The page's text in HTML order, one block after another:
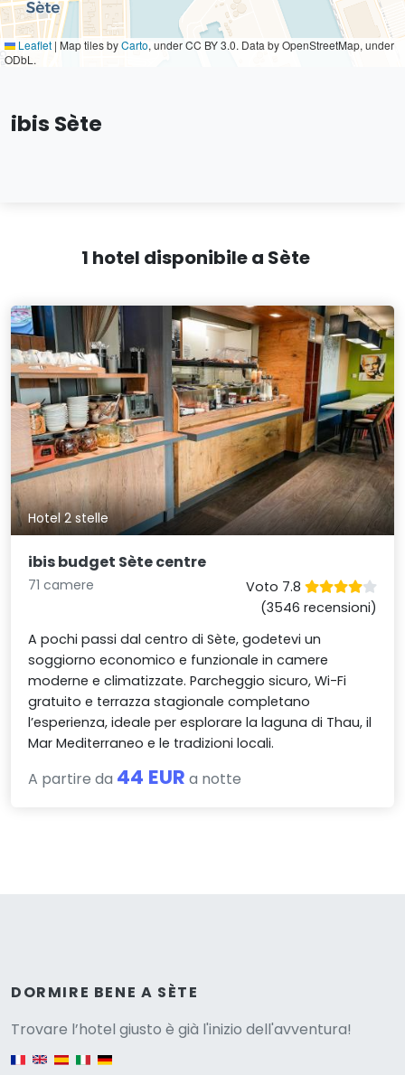
Leaflet | Map tiles byCarto, under CC BY 3.0. Data by OpenStreetMap, under
ODbL.
ibis Sète
1 hotel disponibile a Sète
Hotel 2 stelle
ibis budget Sète centre
71 camere
Voto 7.8
(3546 recensioni)
A pochi passi dal centro di Sète, godetevi un
soggiorno economico e funzionale in camere
moderne e climatizzate. Parcheggio sicuro, Wi-Fi
gratuito e terrazza stagionale completano
l’esperienza, ideale per esplorare la laguna di Thau, il
Mar Mediterraneo e le tradizioni locali.
A partire da 44 EUR a notte
DORMIRE BENE A SÈTE
Trovare l’hotel giusto è già l'inizio dell'avventura!